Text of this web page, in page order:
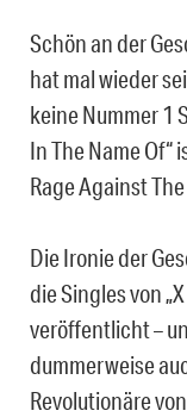
Schön an der
hat mal wieder
keine Nummer 1
In The Name Of“
Rage Against
Die Ironie der
die Singles von
veröffentlicht –
dummerweise
Revolutionäre